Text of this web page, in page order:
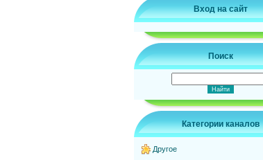
Вход на сайт
Поиск
Категории каналов
Другое